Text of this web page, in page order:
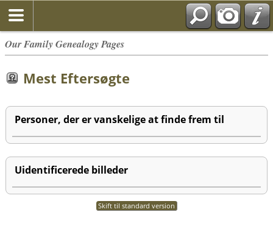
Our Family Genealogy Pages
Mest Eftersøgte
Personer, der er vanskelige at finde frem til
Uidentificerede billeder
Skift til standard version